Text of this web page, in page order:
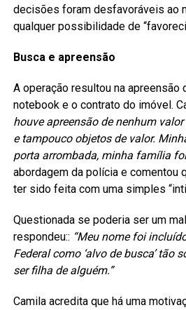
decisões foram desfavoráveis ao
qualquer possibilidade de
Busca e apreensão
A operação resultou na apreensão
notebook e o contrato do imóvel.
houve apreensão de nenhum
e tampouco objetos de valor.
porta arrombada, minha família
abordagem da polícia e comentou
ter sido feita com uma simples
Questionada se poderia ser um
respondeu:: “Meu nome foi
Federal como ‘alvo de busca’ tão
ser filha de alguém.”
Camila acredita que há uma